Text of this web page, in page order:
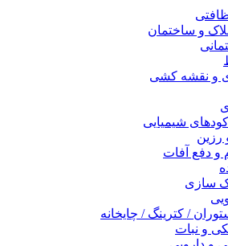
و ساختمان
و نقشه کشی
کودهای شیمیایی
رزین
و دفع آفات
سازی
/ کترینگ / چایخانه
و نبات